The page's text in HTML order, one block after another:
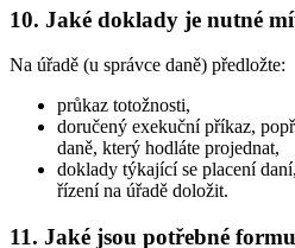
10. Jaké doklady je nutné
Na úřadě (u správce daně) předložte:
průkaz totožnosti,
doručený exekuční příkaz,
daně, který hodláte projednat,
doklady týkající se placení
řízení na úřadě doložit.
11. Jaké jsou potřebné